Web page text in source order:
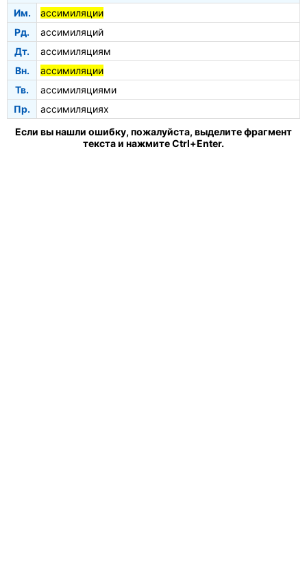
Им.
ассимиляции
Рд.
ассимиляций
Дт.
ассимиляциям
Вн.
ассимиляции
Тв.
ассимиляциями
Пр.
ассимиляциях
Если вы нашли ошибку, пожалуйста, выделите фрагмент
текста и нажмите Ctrl+Enter.